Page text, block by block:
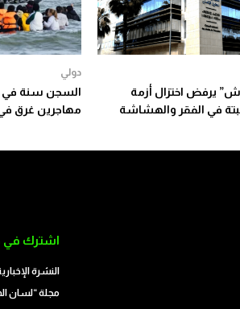
يرفض اختزال أزمة
في الفقر والهشاشة
دولي
السجن سنة في
مهاجرين غرق
اشترك في
النشرة
مجلة “لسان